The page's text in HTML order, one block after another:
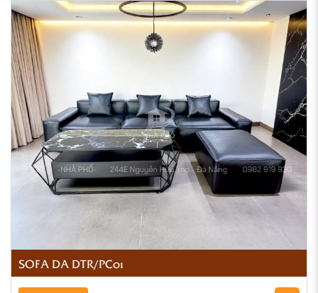
SOFA DA DTR/PC01